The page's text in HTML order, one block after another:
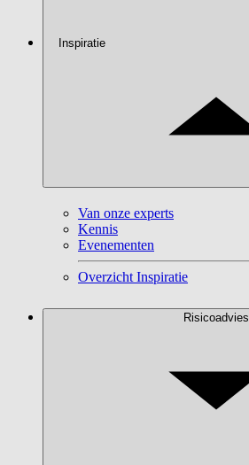
Inspiratie
Van onze experts
Kennis
Evenementen
Overzicht Inspiratie
Risicoadvies